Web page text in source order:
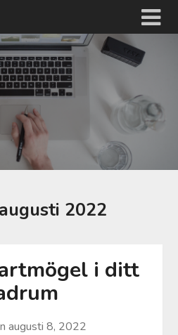
augusti 2022
i ditt
augusti 8, 2022